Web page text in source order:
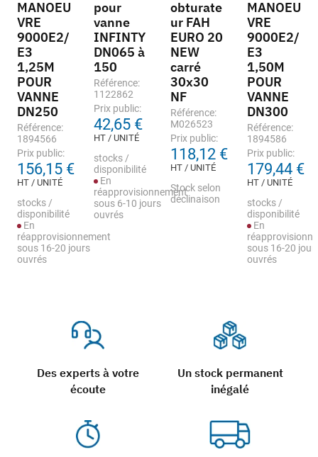
Des experts à votre
écoute
Un stock permanent
inégalé
MANOEU
VRE
9000E2/
E3
1,25M
POUR
VANNE
DN250
Référence:
1894566
Prix public:
156,15 €
HT / UNITÉ
stocks /
disponibilité
En
réapprovisionnement
sous 16-20 jours
ouvrés
pour
vanne
INFINTY
DN065 à
150
Référence:
1122862
Prix public:
42,65 €
HT / UNITÉ
stocks /
disponibilité
En
réapprovisionnement
sous 6-10 jours
ouvrés
obturate
ur FAH
EURO 20
NEW
carré
30x30
NF
Référence:
M026523
Prix public:
118,12 €
HT / UNITÉ
Stock selon
déclinaison
MANOEU
VRE
9000E2/
E3
1,50M
POUR
VANNE
DN300
Référence:
1894586
Prix public:
179,44 €
HT / UNITÉ
stocks /
disponibilité
En
sous 16-20
ouvrés